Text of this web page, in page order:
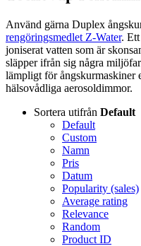
Använd gärna Duplex
rengöringsmedlet Z-Water.
joniserat vatten som är
släpper ifrån sig några
lämpligt för ångskurmaskiner
hälsovådliga aerosoldimmor.
Sortera utifrån Default
Default
Custom
Namn
Pris
Datum
Popularity (sales)
Average rating
Relevance
Random
Product ID